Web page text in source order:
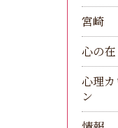
宮崎
心の
心理
ン